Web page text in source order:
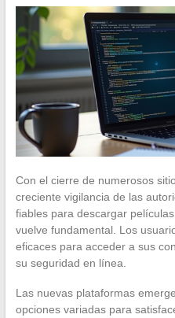
Con el cierre de numerosos
creciente vigilancia de las
fiables para descargar
vuelve fundamental. Los
eficaces para acceder a sus
su seguridad en línea.
Las nuevas plataformas
opciones variadas para